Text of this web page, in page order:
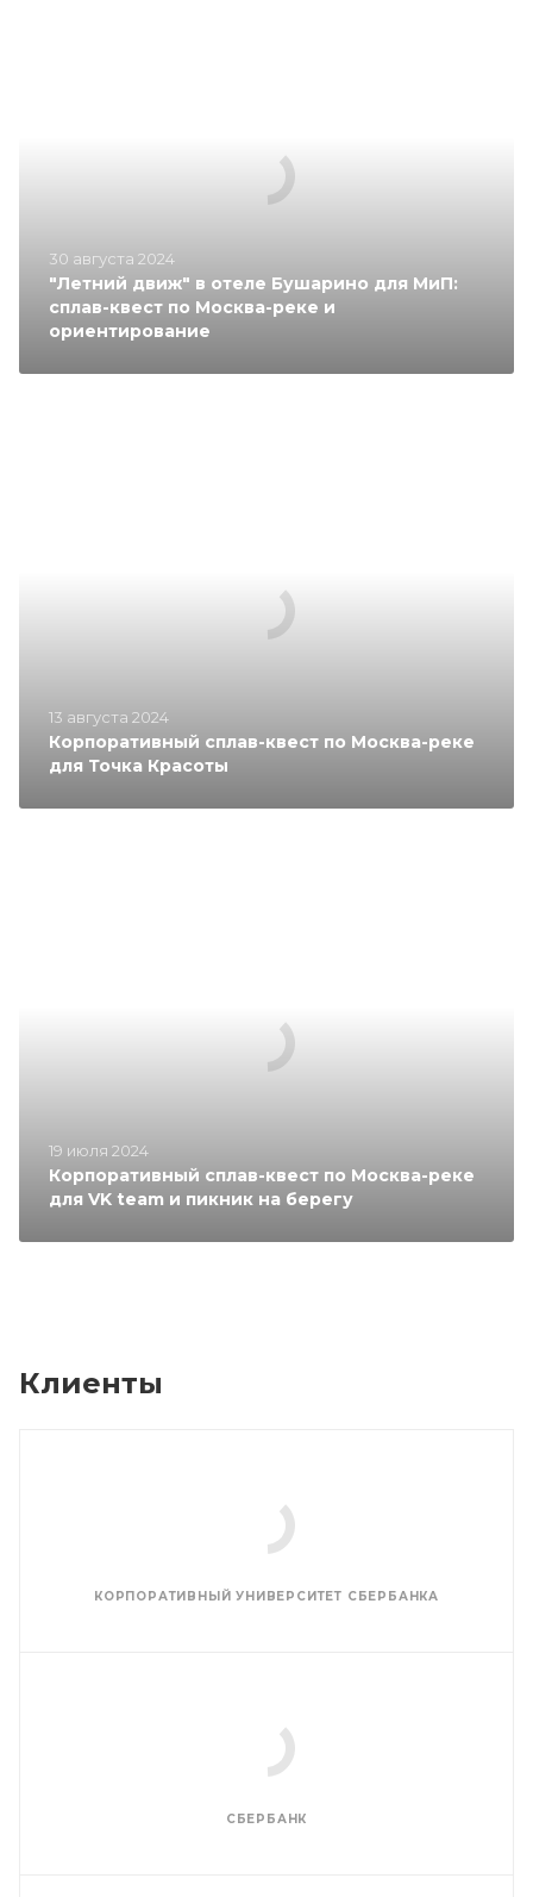
30 августа 2024
"Летний движ" в отеле Бушарино для МиП:
сплав-квест по Москва-реке и
ориентирование
13 августа 2024
Корпоративный сплав-квест по Москва-реке
для Точка Красоты
19 июля 2024
Корпоративный сплав-квест по Москва-реке
для VK team и пикник на берегу
Клиенты
КОРПОРАТИВНЫЙ УНИВЕРСИТЕТ СБЕРБАНКА
СБЕРБАНК